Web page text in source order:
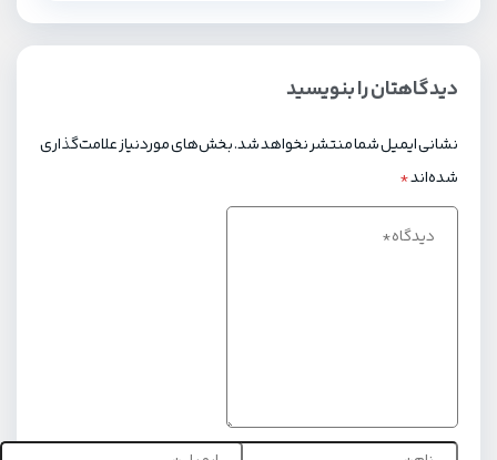
دیدگاهتان را بنویسید
نشانی ایمیل شما منتشر نخواهد شد.بخش‌های موردنیاز علامت‌گذاری
شده‌اند*